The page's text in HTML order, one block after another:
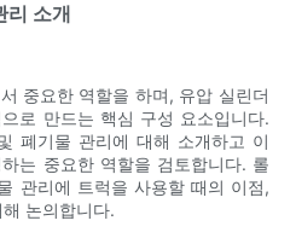
리 소개
중요한 역할을 하며, 유압 실린더
로 만드는 핵심 구성 요소입니다.
폐기물 관리에 대해 소개하고 이
는 중요한 역할을 검토합니다. 롤
관리에 트럭을 사용할 때의 이점,
논의합니다.